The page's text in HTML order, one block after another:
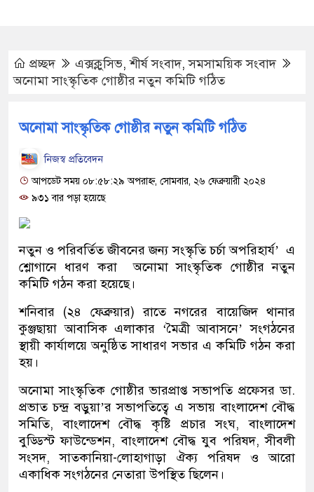
প্রচ্ছদ এক্সক্লুসিভ,শীর্ষ সংবাদ,সমসাময়িক সংবাদ
অনোমা সাংস্কৃতিক গোষ্ঠীর নতুন কমিটি গঠিত
অনোমা সাংস্কৃতিক গোষ্ঠীর নতুন কমিটি গঠিত
নিজস্ব প্রতিবেদন
আপডেট সময় ০৮:৫৮:২৯ অপরাহ্ন, সোমবার, ২৬ ফেব্রুয়ারী ২০২৪
৯৩১ বার পড়া হয়েছে
নতুন ও পরিবর্তিত জীবনের জন্য সংস্কৃতি চর্চা অপরিহার্য’ এ
শ্লোগানে ধারণ করা অনোমা সাংস্কৃতিক গোষ্ঠীর নতুন
কমিটি গঠন করা হয়েছে।
শনিবার (২৪ ফেব্রুয়ার) রাতে নগরের বায়েজিদ থানার
কুঞ্জছায়া আবাসিক এলাকার ‘মৈত্রী আবাসনে’ সংগঠনের
স্থায়ী কার্যালয়ে অনুষ্ঠিত সাধারণ সভার এ কমিটি গঠন করা
হয়।
অনোমা সাংস্কৃতিক গোষ্ঠীর ভারপ্রাপ্ত সভাপতি প্রফেসর ডা.
প্রভাত চন্দ্র বড়ুয়া’র সভাপতিত্বে এ সভায় বাংলাদেশ বৌদ্ধ
সমিতি, বাংলাদেশ বৌদ্ধ কৃষ্টি প্রচার সংঘ, বাংলাদেশ
বুড্ডিস্ট ফাউন্ডেশন, বাংলাদেশ বৌদ্ধ যুব পরিষদ, সীবলী
সংসদ, সাতকানিয়া-লোহাগাড়া ঐক্য পরিষদ ও আরো
একাধিক সংগঠনের নেতারা উপস্থিত ছিলেন।